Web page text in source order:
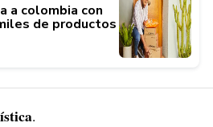
a colombia con
de productos
.